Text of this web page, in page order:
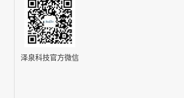
泽泉科技官方微信